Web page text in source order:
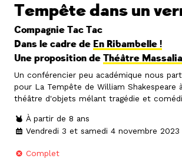
Tempête dans un
Compagnie Tac Tac
Dans le cadre de En Ribambelle !
Une proposition de Théâtre Massalia
Un conférencier peu académique nous
pour La Tempête de William Shakespeare
théâtre d'objets mélant tragédie et
À partir de 8 ans
Vendredi 3 et samedi 4 novembre 2023
Complet